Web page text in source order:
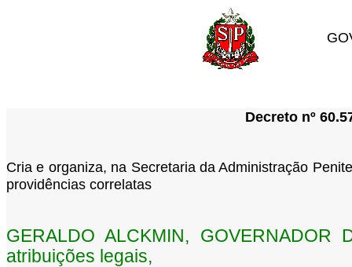
Decreto nº
Cria e organiza, na Secretaria da Administração
providências correlatas
GERALDO ALCKMIN,
atribuições legais,